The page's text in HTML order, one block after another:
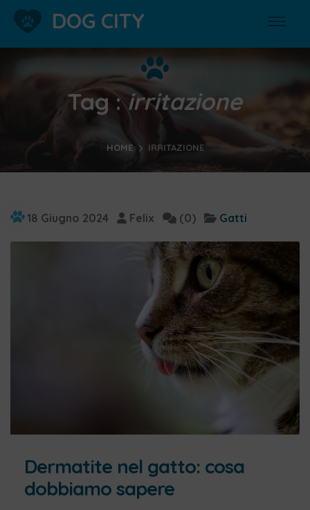
DOG CITY
Tag :irritazione
HOME IRRITAZIONE
18 Giugno 2024 Felix (0) Gatti
Dermatite nel gatto: cosa
dobbiamo sapere